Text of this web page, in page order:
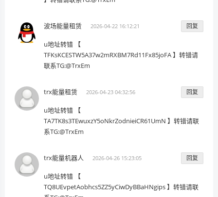
波场能量租赁 2026-04-22 16:12:21 回复
u地址转错 【
TFKsKCESTW5A37w2mRXBM7Rd11Fx85joFA 】转错请
联系TG:@TrxEm
trx能量租赁 2026-04-23 04:32:56 回复
u地址转错 【
TA7TK8s3TEwuxzY5oNkrZodnieiCR61UmN 】转错请联
系TG:@TrxEm
trx能量机器人 2026-04-26 15:23:05 回复
u地址转错 【
TQ8UEvpetAobhcs5ZZ5yCiwDyBBaHNgips 】转错请联